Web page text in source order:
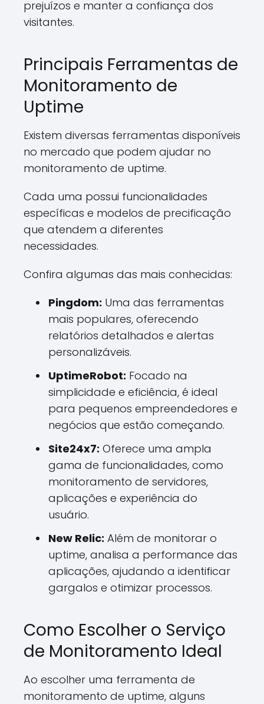
prejuízos e manter a confiança dos
visitantes.
Principais Ferramentas de
Monitoramento de
Uptime
Existem diversas ferramentas disponíveis
no mercado que podem ajudar no
monitoramento de uptime.
Cada uma possui funcionalidades
específicas e modelos de precificação
que atendem a diferentes
necessidades.
Confira algumas das mais conhecidas:
Pingdom: Uma das ferramentas
mais populares, oferecendo
relatórios detalhados e alertas
personalizáveis.
UptimeRobot: Focado na
simplicidade e eficiência, é ideal
para pequenos empreendedores e
negócios que estão começando.
Site24x7: Oferece uma ampla
gama de funcionalidades, como
monitoramento de servidores,
aplicações e experiência do
usuário.
New Relic: Além de monitorar o
uptime, analisa a performance das
aplicações, ajudando a identificar
gargalos e otimizar processos.
Como Escolher o Serviço
de Monitoramento Ideal
Ao escolher uma ferramenta de
monitoramento de uptime, alguns